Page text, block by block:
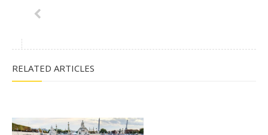
RELATED ARTICLES